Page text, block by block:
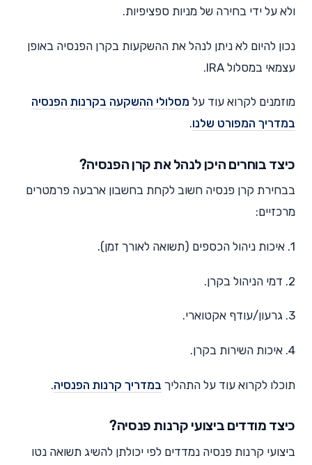
ולא על ידי בחירה של מניות ספציפיות.
נכון להיום לא ניתן לנהל את ההשקעות בקרן הפנסיה באופן
עצמאי במסלול IRA.
מוזמנים לקרוא עוד על מסלולי ההשקעה בקרנות הפנסיה
במדריך המפורט שלנו.
כיצד בוחרים היכן לנהל את קרן הפנסיה?
בבחירת קרן פנסיה חשוב לקחת בחשבון ארבעה פרמטרים
מרכזיים:
1. איכות ניהול הכספים (תשואה לאורך זמן).
2. דמי הניהול בקרן.
3. גרעון/עודף אקטוארי.
4. איכות השירות בקרן.
תוכלו לקרוא עוד על התהליך במדריך קרנות הפנסיה.
כיצד מודדים ביצועי קרנות פנסיה?
ביצועי קרנות פנסיה נמדדים לפי יכולתן להשיג תשואה נטו